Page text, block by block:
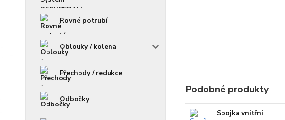
Rovné potrubí
Oblouky / kolena
Přechody / redukce
Odbočky
Podobné produkty
Spojka vnitřní